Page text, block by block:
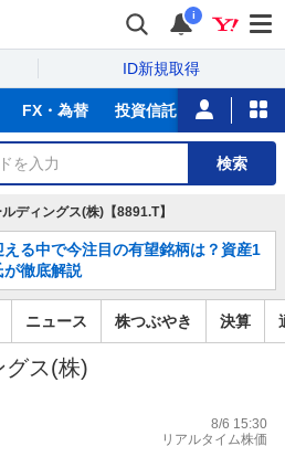
i
ID新規取得
FX・為替 投資信託 ニュース
検索
ディングス(株)【8891.T】
える中で今注目の有望銘柄は？資産1
徹底解説
ニュース 株つぶやき 決算
グス(株)
8/6 15:30
リアルタイム株価